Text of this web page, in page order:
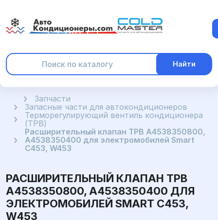
Найти
ГлавнаяЗапчасти
Запасные части для автокондиционеров
Терморегулирующий вентиль кондиционера
(ТРВ)
Расширительный клапан ТРВ A4538350800,
A4538350400 для электромобилей Smart
C453, W453
РАСШИРИТЕЛЬНЫЙ КЛАПАН ТРВ
A4538350800, A4538350400 ДЛЯ
ЭЛЕКТРОМОБИЛЕЙ SMART C453,
W453